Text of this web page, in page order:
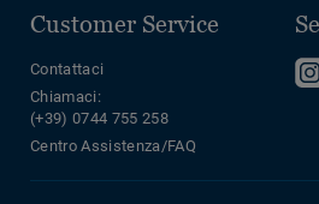
Customer Service
Contattaci
Chiamaci:
(+39) 0744 755 258
Centro Assistenza/FAQ